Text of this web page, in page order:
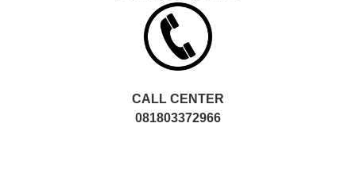
CALL CENTER
081803372966